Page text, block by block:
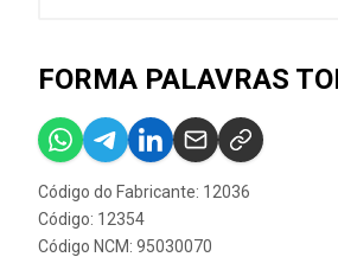
FORMA PALAVRAS
Código do Fabricante: 12036
Código: 12354
Código NCM: 95030070